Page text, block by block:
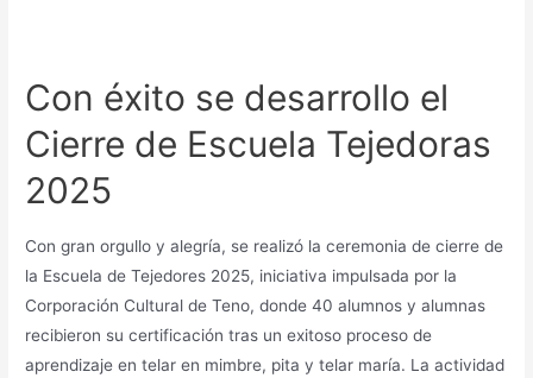
Con éxito se desarrollo el
Cierre de Escuela Tejedoras
2025
Con gran orgullo y alegría, se realizó la ceremonia de cierre de
la Escuela de Tejedores 2025, iniciativa impulsada por la
Corporación Cultural de Teno, donde 40 alumnos y alumnas
recibieron su certificación tras un exitoso proceso de
aprendizaje en telar en mimbre, pita y telar maría. La actividad